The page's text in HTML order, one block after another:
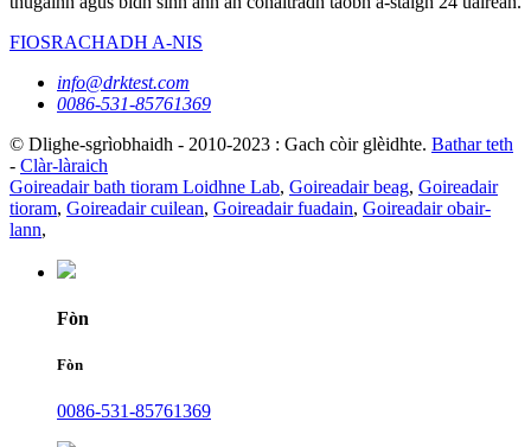
FIOSRACHADH A-NIS
info@drktest.com
0086-531-85761369
© Dlighe-sgrìobhaidh - 2010-2023 : Gach còir glèidhte. Bathar teth
- Clàr-làraich
Goireadair bath tioram Loidhne Lab, Goireadair beag, Goireadair
tioram, Goireadair cuilean, Goireadair fuadain, Goireadair obair-
lann,
Fòn
Fòn
0086-531-85761369